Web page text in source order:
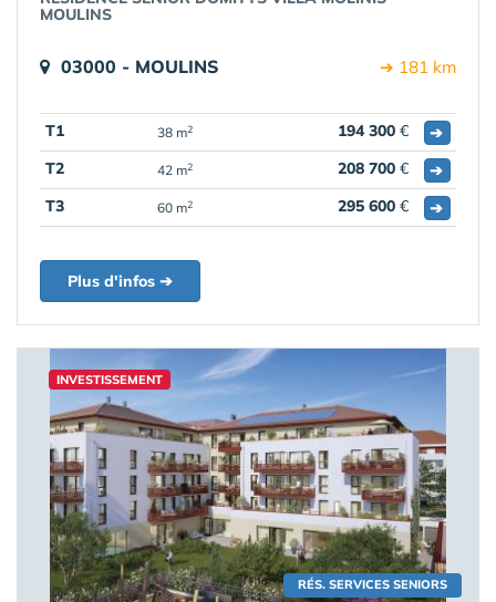
MOULINS
03000 - MOULINS ➔ 181 km
T1 38 m2 194 300 €
➔
T2
42 m2 208 700 €
➔
T3
60 m2 295 600 € ➔
Plus d'infos ➔
RÉS. SERVICES SENIORS
INVESTISSEMENT